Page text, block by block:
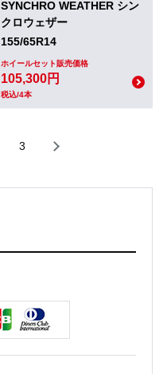
SYNCHRO WEATHER シン
クロウェザー
155/65R14
ホイールセット販売価格
105,300円
税込/4本
3